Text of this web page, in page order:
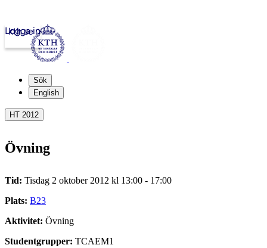
kth.se
Logga in
Sök
English
HT 2012
Övning
Tid: Tisdag 2 oktober 2012 kl 13:00 - 17:00
Plats: B23
Aktivitet: Övning
Studentgrupper: TCAEM1